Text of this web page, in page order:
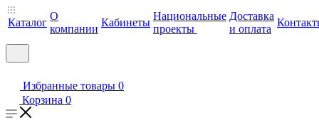
Каталог
О
компании
Кабинеты
Национальные
проекты
Доставка
и оплата
Избранные товары 0
Корзина 0